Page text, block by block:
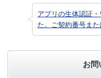
アプリの生体認証
た。ご契約番号また
お問